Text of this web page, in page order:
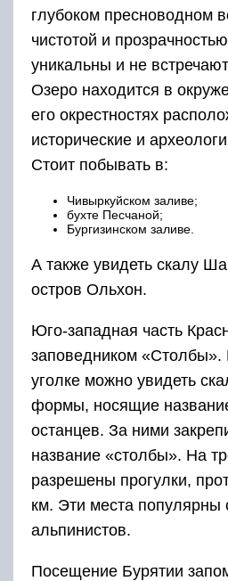
глубоком пресноводном
чистотой и
уникальны и не
Озеро находится в
его окрестностях
исторические и
Стоит побывать в:
Чивыркуйском заливе;
бухте Песчаной;
Бургизинском заливе.
А также увидеть скалу
остров Ольхон.
Юго-западная часть
заповедником
уголке можно увидеть
формы, носящие
останцев. За ними
название «столбы». На
разрешены прогулки,
км. Эти места популярны
альпинистов.
Посещение Бурятии